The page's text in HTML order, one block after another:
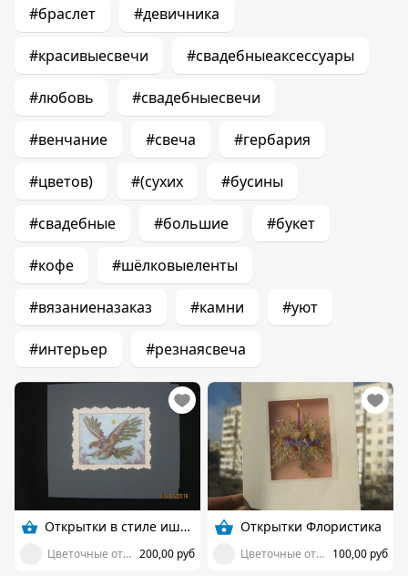
#браслет #девичника
#красивыесвечи #свадебныеаксессуары
#любовь #свадебныесвечи
#венчание #свеча #гербария
#цветов) #(сухих #бусины
#свадебные #большие #букет
#кофе #шёлковыеленты
#вязаниеназаказ #камни #уют
#интерьер #резнаясвеча
Открытки в стиле ишибана
Цветочные открытки 200,00 руб
Открытки Флористика
Цветочные открытки 100,00 руб